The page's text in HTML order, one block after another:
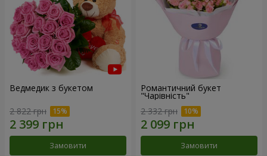
Ведмедик з букетом
2 822 грн
Замовити
Романтичний букет
"Чарівність"
2 332 грн
Замовити